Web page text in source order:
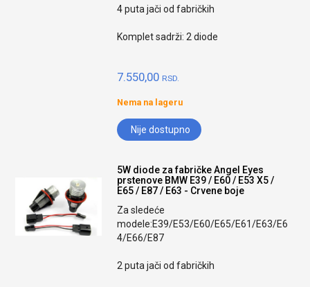
4 puta jači od fabričkih
Komplet sadrži: 2 diode
7.550,00 RSD.
Nema na lageru
Nije dostupno
5W diode za fabričke Angel Eyes
prstenove BMW E39 / E60 / E53 X5 /
E65 / E87 / E63 - Crvene boje
Za sledeće
modele:E39/E53/E60/E65/E61/E63/E6
4/E66/E87
2 puta jači od fabričkih